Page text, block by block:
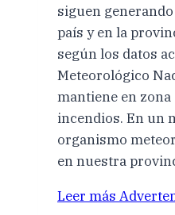
siguen
país y en la
según los datos
Meteorológico
mantiene en zona
incendios. En un
organismo
en nuestra
Leer más